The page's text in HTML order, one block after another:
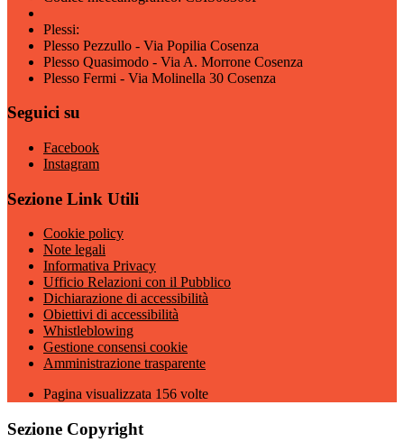
Plessi:
Plesso Pezzullo - Via Popilia Cosenza
Plesso Quasimodo - Via A. Morrone Cosenza
Plesso Fermi - Via Molinella 30 Cosenza
Seguici su
Facebook
Instagram
Sezione Link Utili
Cookie policy
Note legali
Informativa Privacy
Ufficio Relazioni con il Pubblico
Dichiarazione di accessibilità
Obiettivi di accessibilità
Whistleblowing
Gestione consensi cookie
Amministrazione trasparente
Pagina visualizzata 156 volte
Sezione Copyright